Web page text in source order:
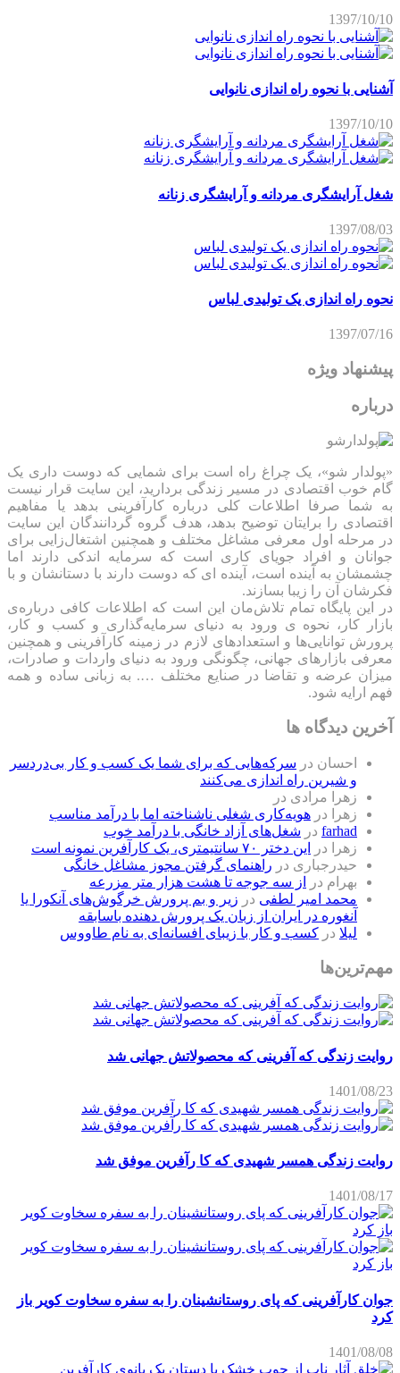
1397/10/10
آشنایی با نحوه راه اندازی نانوایی
1397/10/10
شغل آرایشگری مردانه و آرایشگری زنانه
1397/08/03
نحوه راه اندازی یک تولیدی لباس
1397/07/16
پیشنهاد ویژه
درباره
«پولدار شو»، یک چراغ راه است برای شمایی که دوست داری یک
گام خوب اقتصادی در مسیر زندگی بردارید، این سایت قرار نیست
به شما صرفا اطلاعات کلی درباره کارآفرینی بدهد یا مفاهیم
اقتصادی را برایتان توضیح بدهد، هدف گروه گردانندگان این سایت
در مرحله اول معرفی مشاغل مختلف و همچنین اشتغال‌زایی برای
جوانان و افراد جویای کاری است که سرمایه اندکی دارند اما
چشمشان به آینده است، آینده ای که دوست دارند با دستانشان و با
فکرشان آن را زیبا بسازند.
در این پایگاه تمام تلاش‌مان این است که ‌اطلاعات کافی درباره‌ی
بازار کار، نحوه ی ورود به دنیای سرمایه‌گذاری و کسب و کار،
پرورش توانایی‌ها و استعدادهای لازم در زمینه کارآفرینی و همچنین
معرفی بازارهای جهانی، چگونگی ورود به دنیای واردات و صادرات،
میزان عرضه و تقاضا در صنایع مختلف …. به زبانی ساده و همه
فهم ارایه شود.
آخرین دیدگاه ها
احسان در سرکه‌هایی که برای شما یک کسب و کار بی‌دردسر
و شیرین راه اندازی می‌کنند
زهرا مرادی در
زهرا
در هویه‌کاری شغلی ناشناخته اما با درآمد مناسب
farhad در شغل‌های آزاد خانگی با درآمد خوب
زهرا
در
این دختر ۷۰ سانتیمتری، یک کارآفرین نمونه است
حیدرجباری در راهنمای گرفتن مجوز مشاغل خانگی
بهرام در
از سه جوجه تا هشت هزار متر مزرعه
محمد امیر لطفی در زیر و بم پرورش خرگوش‌های آنکورا یا
آنغوره در ایران از زبان یک پرورش دهنده باسابقه
لیلا در کسب و کار با زیبای افسانه‌ای به نام طاووس
مهم‌ترین‌ها
روایت زندگی که آفرینی که محصولاتش جهانی شد
1401/08/23
روایت زندگی همسر شهیدی که کا رآفرین موفق شد
1401/08/17
جوان کارآفرینی که پای روستانشینان را به سفره سخاوت کویر باز
کرد
1401/08/08